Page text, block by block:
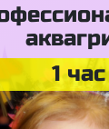
1 час